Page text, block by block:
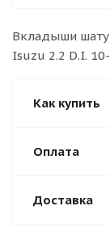
Вкладыши
Isuzu 2.2 D.I.
Как купить
Оплата
Доставка